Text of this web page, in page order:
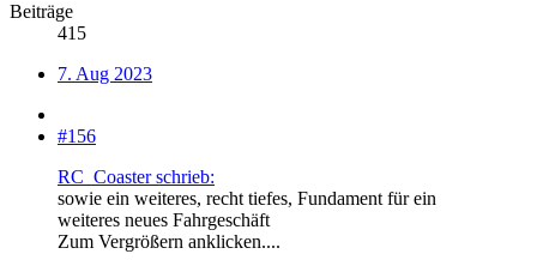
Beiträge
415
7. Aug 2023
#156
RC_Coaster schrieb:
sowie ein weiteres, recht tiefes, Fundament für ein
weiteres neues Fahrgeschäft
Zum Vergrößern anklicken....